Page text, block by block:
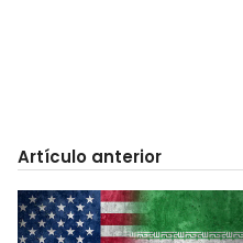
Artículo anterior